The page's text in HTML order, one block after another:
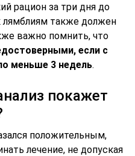
рацион за три дня до
лямблиям также должен
важно помнить, что
если с
меньше 3 недель.
покажет
положительным,
лечение, не допуская